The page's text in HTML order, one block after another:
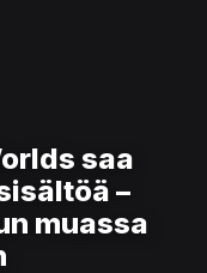
saa
–
muassa